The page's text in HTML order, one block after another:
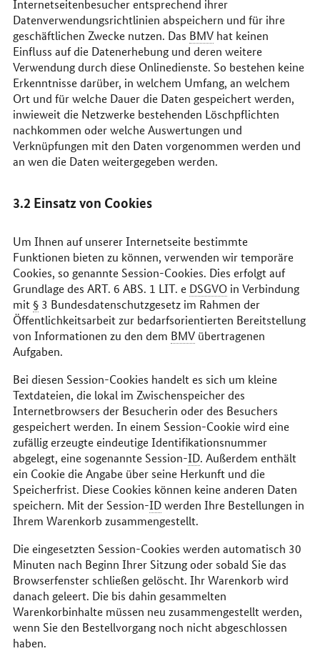
Internetseitenbesucher entsprechend ihrer
Datenverwendungsrichtlinien abspeichern und für ihre
geschäftlichen Zwecke nutzen. Das BMVhat keinen
Einfluss auf die Datenerhebung und deren weitere
Verwendung durch diese Onlinedienste. So bestehen keine
Erkenntnisse darüber, in welchem Umfang, an welchem
Ort und für welche Dauer die Daten gespeichert werden,
inwieweit die Netzwerke bestehenden Löschpflichten
nachkommen oder welche Auswertungen und
Verknüpfungen mit den Daten vorgenommen werden und
an wen die Daten weitergegeben werden.
3.2 Einsatz von Cookies
Um Ihnen auf unserer Internetseite bestimmte
Funktionen bieten zu können, verwenden wir temporäre
Cookies, so genannte Session-Cookies. Dies erfolgt auf
Grundlage des ART. 6 ABS. 1 LIT. e DSGVOin Verbindung
mit§3 Bundesdatenschutzgesetz im Rahmen der
Öffentlichkeitsarbeit zur bedarfsorientierten Bereitstellung
von Informationen zu den dem BMVübertragenen
Aufgaben.
Bei diesen Session-Cookies handelt es sich um kleine
Textdateien, die lokal im Zwischenspeicher des
Internetbrowsers der Besucherin oder des Besuchers
gespeichert werden. In einem Session-Cookie wird eine
zufällig erzeugte eindeutige Identifikationsnummer
abgelegt, eine sogenannte Session-ID. Außerdem enthält
ein Cookie die Angabe über seine Herkunft und die
Speicherfrist. Diese Cookies können keine anderen Daten
speichern. Mit der Session-IDwerden Ihre Bestellungen in
Ihrem Warenkorb zusammengestellt.
Die eingesetzten Session-Cookies werden automatisch 30
Minuten nach Beginn Ihrer Sitzung oder sobald Sie das
Browserfenster schließen gelöscht. Ihr Warenkorb wird
danach geleert. Die bis dahin gesammelten
Warenkorbinhalte müssen neu zusammengestellt werden,
wenn Sie den Bestellvorgang noch nicht abgeschlossen
haben.